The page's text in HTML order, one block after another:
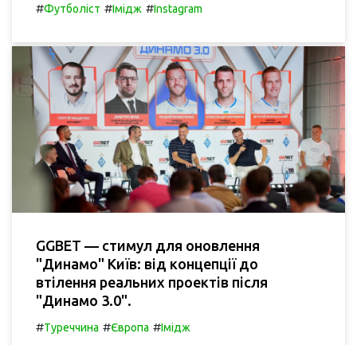
#Футболіст #Імідж #Instagram
GGBET — стимул для оновлення
"Динамо" Київ: від концепції до
втілення реальних проектів після
"Динамо 3.0".
#Туреччина #Європа #Імідж